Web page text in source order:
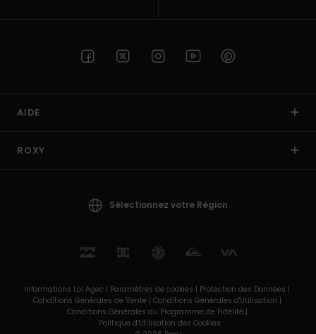
AIDE
ROXY
Sélectionnez votre Région
Informations Loi Agec | Paramètres de cookies | Protection des Données |
Conditions Générales de Vente | Conditions Générales d'Utilisation |
Conditions Générales du Programme de Fidélité |
Politique d'Utilisation des Cookies